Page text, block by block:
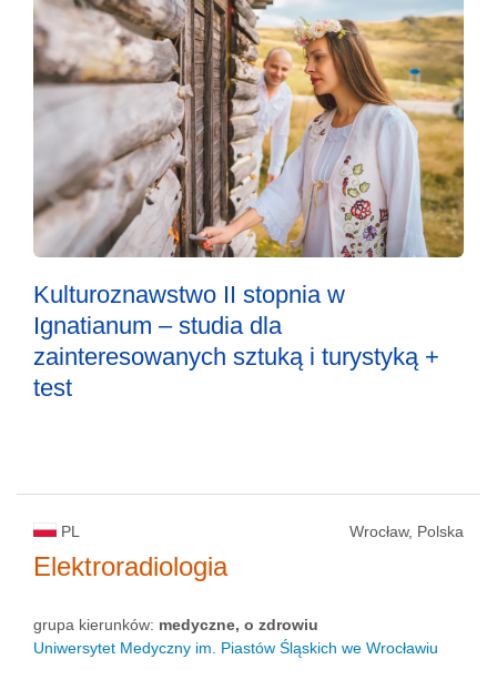
Kulturoznawstwo II stopnia w
Ignatianum – studia dla
zainteresowanych sztuką i turystyką +
test
PL Wrocław, Polska
Elektroradiologia
grupa kierunków: medyczne, o zdrowiu
Uniwersytet Medyczny im. Piastów Śląskich we Wrocławiu